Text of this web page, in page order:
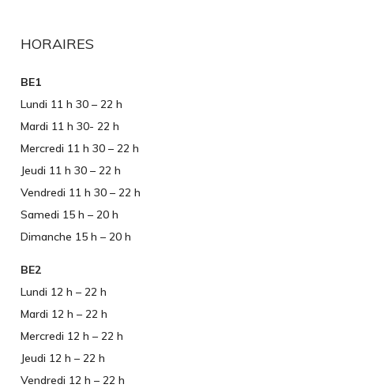
HORAIRES
BE1
Lundi 11 h 30 – 22 h
Mardi 11 h 30- 22 h
Mercredi 11 h 30 – 22 h
Jeudi 11 h 30 – 22 h
Vendredi 11 h 30 – 22 h
Samedi 15 h – 20 h
Dimanche 15 h – 20 h
BE2
Lundi 12 h – 22 h
Mardi 12 h – 22 h
Mercredi 12 h – 22 h
Jeudi 12 h – 22 h
Vendredi 12 h – 22 h